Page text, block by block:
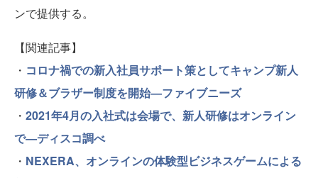
ンで提供する。
【関連記事】
・ コロナ禍での新入社員サポート策としてキャンプ新人
研修＆ブラザー制度を開始―ファイブニーズ
・ 2021年4月の入社式は会場で、新人研修はオンライン
で―ディスコ調べ
・ NEXERA、オンラインの体験型ビジネスゲームによる